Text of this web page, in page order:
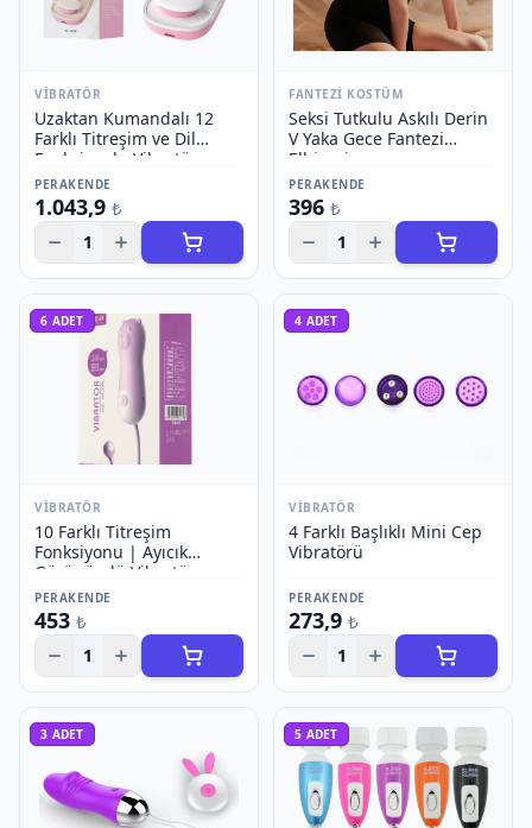
VIBRATÖR
Uzaktan Kumandalı 12
Farklı Titreşim ve Dil
Fonksiyonlu Vibratör
PERAKENDE
1.043,9 ₺
1
FANTEZI KOSTÜM
Seksi Tutkulu Askılı Derin
V Yaka Gece Fantezi
Elbisesi
PERAKENDE
396 ₺
1
6 ADET
VIBRATÖR
10 Farklı Titreşim
Fonksiyonu | Ayıcık
Görünümlü Vibratör
PERAKENDE
453 ₺
1
4 ADET
VIBRATÖR
4 Farklı Başlıklı Mini Cep
Vibratörü
PERAKENDE
273,9 ₺
1
3 ADET 5 ADET